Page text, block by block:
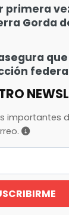
primera
Gorda
importantes